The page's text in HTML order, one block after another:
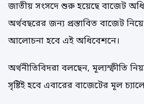
জাতীয় সংসদে শুরু হয়েছে বাজেট
অর্থবছরের জন্য প্রস্তাবিত বাজেট নিয়ে
আলোচনা হবে এই অধিবেশনে।
অর্থনীতিবিদরা বলছেন, মূল্যস্ফীতি
সৃষ্টিই হবে এবারের বাজেটের মূল